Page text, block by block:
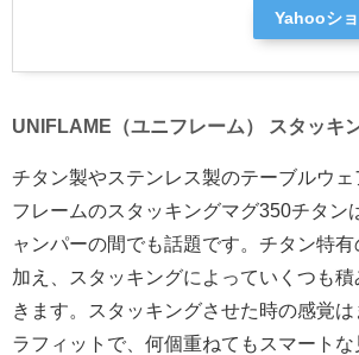
Yahooシ
UNIFLAME（ユニフレーム） スタッキ
チタン製やステンレス製のテーブルウ
フレームのスタッキングマグ350チタン
ャンパーの間でも話題です。チタン特
加え、スタッキングによっていくつも
きます。スタッキングさせた時の感覚
ラフィットで、何個重ねてもスマートな